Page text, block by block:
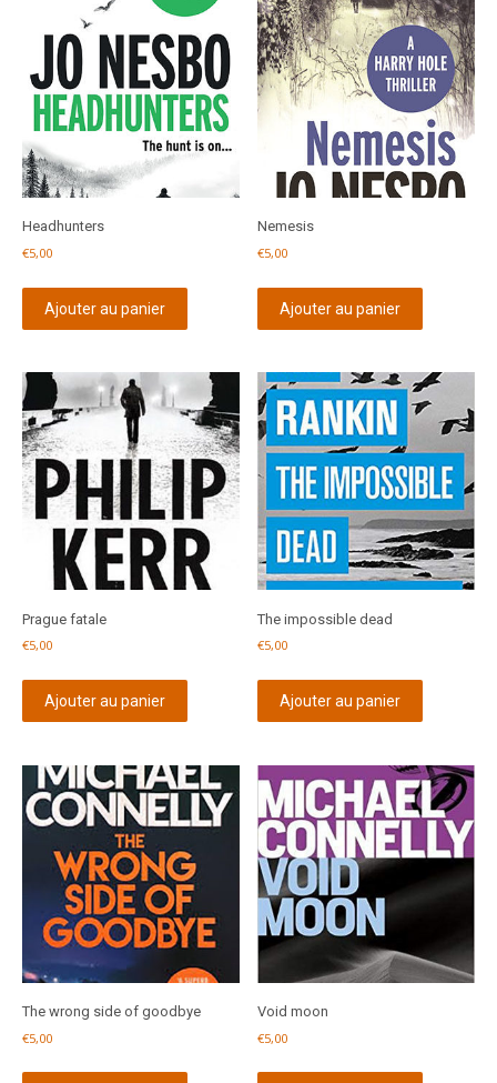
Headhunters
€5,00
Ajouter au panier
Nemesis
€5,00
Ajouter au panier
Prague fatale
€5,00
Ajouter au panier
The impossible dead
€5,00
Ajouter au panier
The wrong side of goodbye
€5,00
Void moon
€5,00